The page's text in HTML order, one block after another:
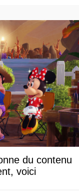
du contenu
voici